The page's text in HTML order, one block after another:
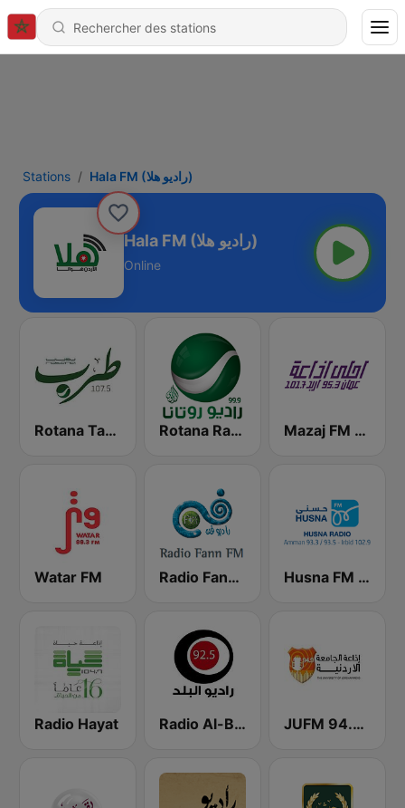
Stations Hala FM (راديو هلا)
Hala FM (راديو هلا)
Online
Rotana Tarab Jordan ( راديو روتانا طرب الاردن) Rotana Radio (راديو روتانا) Mazaj FM (مزاج إف إم)
Watar FM Radio Fann (راديو فن) Husna FM (حسنى)
Radio Hayat Radio Al-Balad 92.5 (راديو البلد) JUFM 94.9 (إذاعة الجامعة الأردنية)